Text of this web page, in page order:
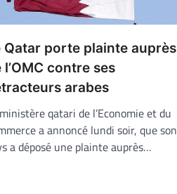
Qatar porte plainte auprès
l’OMC contre ses
arabes
qatari de l’Economie et du
a annoncé lundi soir, que son
a déposé une plainte auprès…